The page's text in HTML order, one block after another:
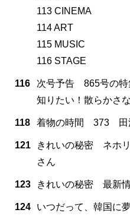
113 CINEMA
114 ART
115 MUSIC
116 STAGE
116
次号予告 865号の特
知りたい！散らかさ
118 着物の時間 373 田
121
きれいの秘密 ネホ
さん
123 きれいの秘密 最新
124 いつだって、韓国